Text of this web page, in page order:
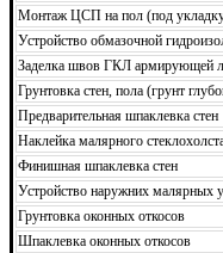
Монтаж ЦСП на пол (под
Устройство обмазочной
Заделка швов ГКЛ армирующей
Грунтовка стен, пола (грунт
Предварительная шпаклевка стен
Наклейка малярного
Финишная шпаклевка стен
Устройство наружних малярных
Грунтовка оконных откосов
Шпаклевка оконных откосов